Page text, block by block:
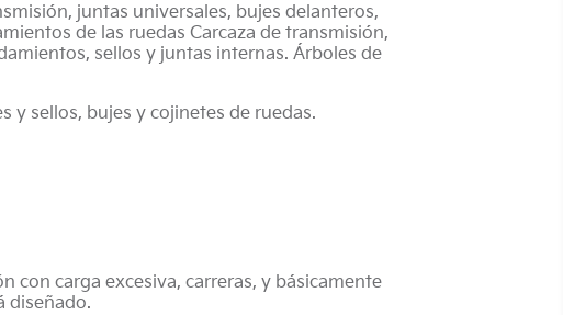
juntas universales, bujes delanteros,
de las ruedas Carcaza de transmisión,
sellos y juntas internas. Árboles de
y sellos, bujes y cojinetes de ruedas.
con carga excesiva, carreras, y básicamente
diseñado.